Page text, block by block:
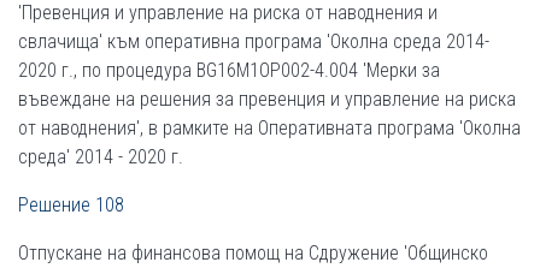
'Превенция и управление на риска от наводнения и
свлачища' към оперативна програма 'Околна среда 2014-
2020 г., по процедура BG16M1OP002-4.004 'Мерки за
въвеждане на решения за превенция и управление на риска
от наводнения', в рамките на Оперативната програма 'Околна
среда' 2014 - 2020 г.
Решение 108
Отпускане на финансова помощ на Сдружение 'Общинско